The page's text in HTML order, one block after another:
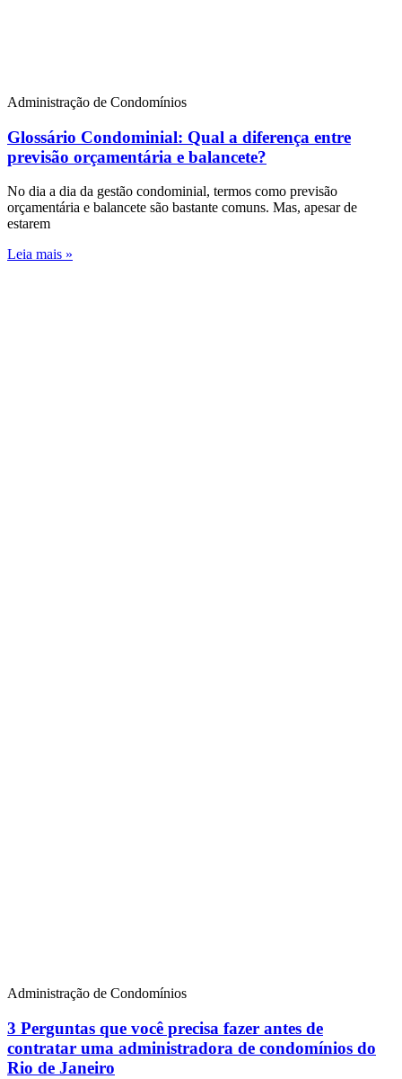
Administração de Condomínios
Glossário Condominial: Qual a diferença entre
previsão orçamentária e balancete?
No dia a dia da gestão condominial, termos como previsão
orçamentária e balancete são bastante comuns. Mas, apesar de
estarem
Leia mais »
Administração de Condomínios
3 Perguntas que você precisa fazer antes de
contratar uma administradora de condomínios do
Rio de Janeiro